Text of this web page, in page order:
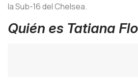
la Sub-16 del Chelsea.
Quién es Tatiana